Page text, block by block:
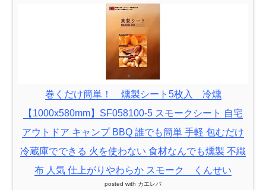
巻くだけ簡単！ 燻製シート5枚入 冷燻
【1000x580mm】SF058100-5 スモークシート 自宅
アウトドア キャンプ BBQ 誰でも簡単 手軽 包むだけ
冷蔵庫でできる 火を使わない 食材なんでも燻製 不織
布 人気 仕上がりやわらか スモーク くんせい
posted with カエレバ